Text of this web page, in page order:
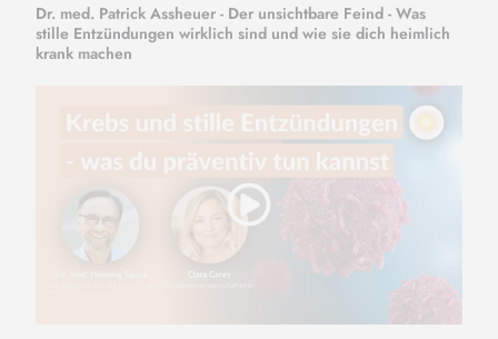
Dr. med. Patrick Assheuer - Der unsichtbare Feind - Was
stille Entzündungen wirklich sind und wie sie dich heimlich
krank machen